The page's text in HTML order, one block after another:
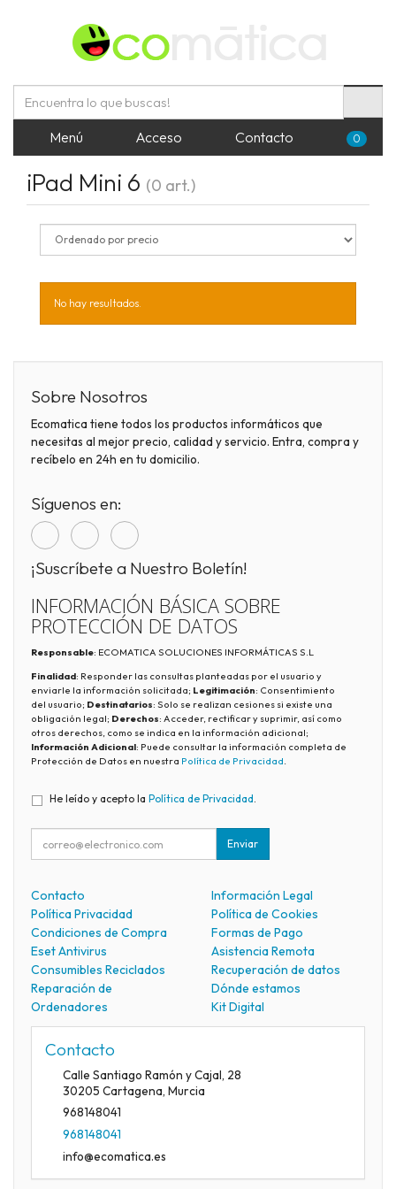
Menú Acceso Contacto 0
iPad Mini 6 (0 art.)
No hay resultados.
Sobre Nosotros
Ecomatica tiene todos los productos informáticos que
necesitas al mejor precio, calidad y servicio. Entra, compra y
recíbelo en 24h en tu domicilio.
Síguenos en:
¡Suscríbete a Nuestro Boletín!
INFORMACIÓN BÁSICA SOBRE
PROTECCIÓN DE DATOS
Responsable: ECOMATICA SOLUCIONES INFORMÁTICAS S.L
Finalidad: Responder las consultas planteadas por el usuario y
enviarle la información solicitada; Legitimación: Consentimiento
del usuario; Destinatarios: Solo se realizan cesiones si existe una
obligación legal; Derechos: Acceder, rectificar y suprimir, así como
otros derechos, como se indica en la información adicional;
Información Adicional: Puede consultar la información completa de
Protección de Datos en nuestra Política de Privacidad
He leído y acepto la Política de Privacidad.
Enviar
Contacto
Información Legal
Política Privacidad
Política de Cookies
Condiciones de Compra
Formas de Pago
Eset Antivirus
Asistencia Remota
Consumibles Reciclados
Recuperación de datos
Reparación de
Ordenadores
Dónde estamos
Kit Digital
Contacto
Calle Santiago Ramón y Cajal, 28
30205 Cartagena, Murcia
968148041
968148041
info@ecomatica.es